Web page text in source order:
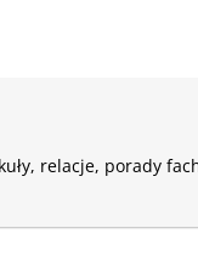
relacje, porady